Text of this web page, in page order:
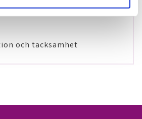
och tacksamhet